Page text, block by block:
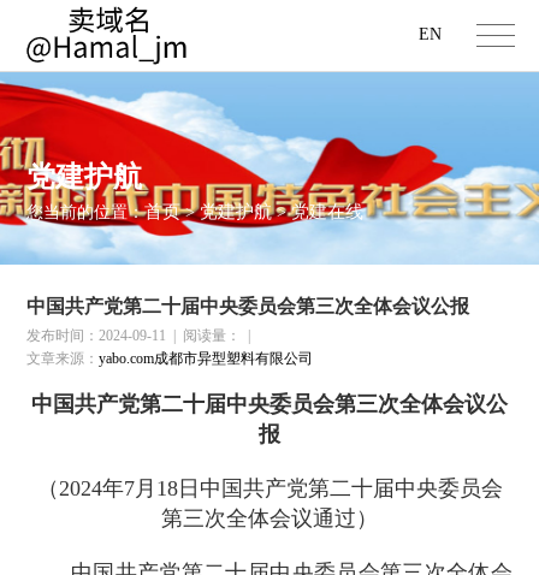
EN
党建护航
您当前的位置：首页>党建护航>党建在线
中国共产党第二十届中央委员会第三次全体会议公报
发布时间：2024-09-11 阅读量：
文章来源：yabo.com成都市异型塑料有限公司
中国共产党第二十届中央委员会第三次全体会议公
报
（2024年7月18日中国共产党第二十届中央委员会
第三次全体会议通过）